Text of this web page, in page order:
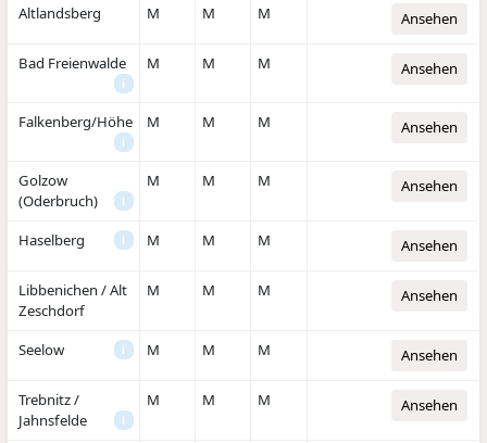
Altlandsberg M M M Ansehen
Bad Freienwalde
i
M M M Ansehen
Falkenberg/Höhe
i
M M M Ansehen
Golzow
(Oderbruch)
i
M M M Ansehen
Haselberg i M M M Ansehen
Libbenichen / Alt
Zeschdorf
M M M Ansehen
Seelow i M M M Ansehen
Trebnitz /
Jahnsfelde
i
M M M Ansehen